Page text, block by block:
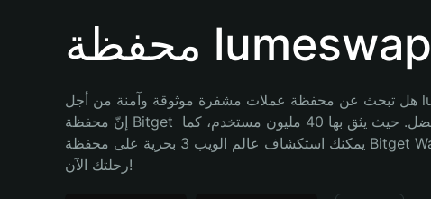
Bahasa Indonesia
محفظة lumeswap
هل تبحث عن محفظة عملات مشفرة موثوقة وآمنة من أجل lumeswap؟
إنّ محفظة Bitget خيارك الأفضل. حيث يثق بها 40 مليون مستخدم، كما
يمكنك استكشاف عالم الويب 3 بحرية على محفظة Bitget Wallet. ابدأ
رحلتك الآن!